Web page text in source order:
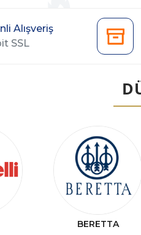
Alışveriş
SSL
BERETTA